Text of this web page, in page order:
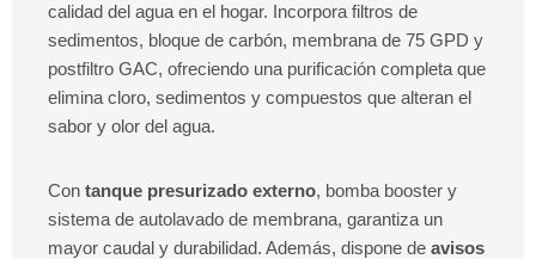
calidad del agua en el hogar. Incorpora filtros de
sedimentos, bloque de carbón, membrana de 75 GPD y
postfiltro GAC, ofreciendo una purificación completa que
elimina cloro, sedimentos y compuestos que alteran el
sabor y olor del agua.
Con tanque presurizado externo, bomba booster y
sistema de autolavado de membrana, garantiza un
mayor caudal y durabilidad. Además, dispone de avisos